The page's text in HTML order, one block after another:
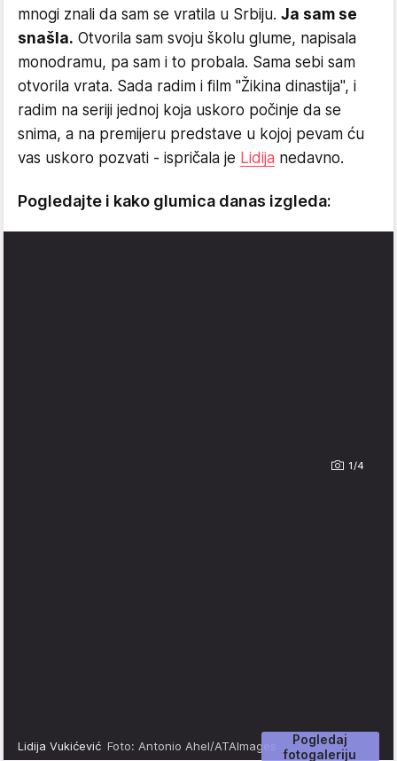
mnogi znali da sam se vratila u Srbiju. Ja sam se
snašla. Otvorila sam svoju školu glume, napisala
monodramu, pa sam i to probala. Sama sebi sam
otvorila vrata. Sada radim i film "Žikina dinastija", i
radim na seriji jednoj koja uskoro počinje da se
snima, a na premijeru predstave u kojoj pevam ću
vas uskoro pozvati - ispričala je Lidija nedavno.
Pogledajte i kako glumica danas izgleda:
1/4
Pogledaj
fotogaleriju
Lidija Vukićević Foto: Antonio Ahel/ATAImages